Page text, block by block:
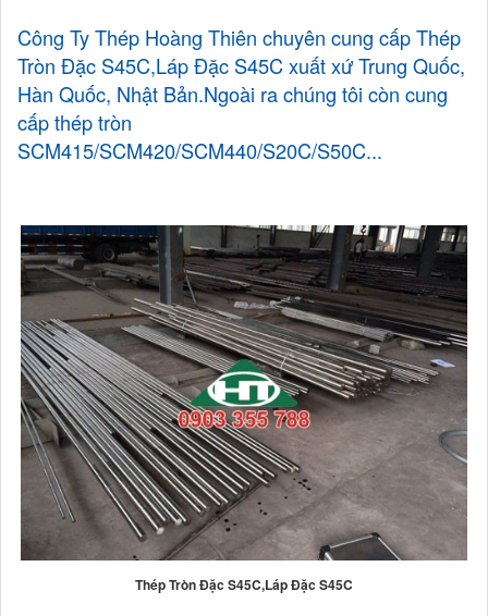
Công Ty Thép Hoàng Thiên chuyên cung cấp Thép
Tròn Đặc S45C,Láp Đặc S45C xuất xứ Trung Quốc,
Hàn Quốc, Nhật Bản.Ngoài ra chúng tôi còn cung
cấp thép tròn
SCM415/SCM420/SCM440/S20C/S50C...
Thép Tròn Đặc S45C,Láp Đặc S45C